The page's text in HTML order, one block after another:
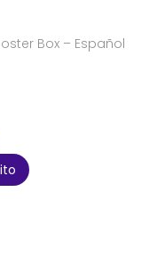
Box – Español